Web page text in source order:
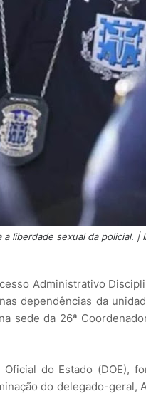
liberdade sexual da policial. |
Administrativo
dependências da
sede da 26ª
do Estado (DOE),
do delegado-geral,